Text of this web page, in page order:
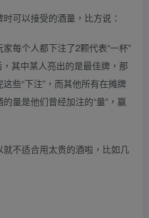
可以接受的酒量，比方说：
每个人都下注了2颗代表“一杯”
其中某人亮出的是最佳牌，那
些“下注”，而其他所有在摊牌
量是他们曾经加注的“量”，赢
不适合用太贵的酒啦，比如几